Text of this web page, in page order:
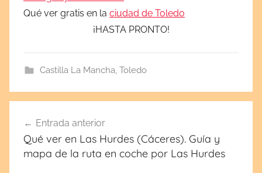
Qué ver gratis en la ciudad de Toledo
¡HASTA PRONTO!
Castilla La Mancha, Toledo
de
entradas
Entrada anterior
Qué ver en Las Hurdes (Cáceres). Guía y
mapa de la ruta en coche por Las Hurdes